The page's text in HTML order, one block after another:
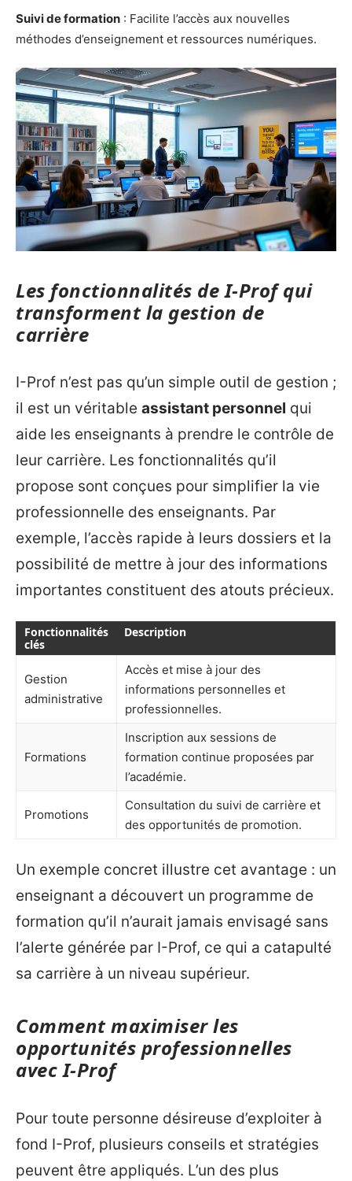
Suivi de formation : Facilite l’accès aux nouvelles
méthodes d’enseignement et ressources numériques.
Les fonctionnalités de I-Prof qui
transforment la gestion de
carrière
I-Prof n’est pas qu’un simple outil de gestion ;
il est un véritable assistant personnel qui
aide les enseignants à prendre le contrôle de
leur carrière. Les fonctionnalités qu’il
propose sont conçues pour simplifier la vie
professionnelle des enseignants. Par
exemple, l’accès rapide à leurs dossiers et la
possibilité de mettre à jour des informations
importantes constituent des atouts précieux.
Fonctionnalités
clés
Description
Gestion
administrative
Accès et mise à jour des
informations personnelles et
professionnelles.
Formations
Inscription aux sessions de
formation continue proposées par
l’académie.
Promotions
Consultation du suivi de carrière et
des opportunités de promotion.
Un exemple concret illustre cet avantage : un
enseignant a découvert un programme de
formation qu’il n’aurait jamais envisagé sans
l’alerte générée par I-Prof, ce qui a catapulté
sa carrière à un niveau supérieur.
Comment maximiser les
opportunités professionnelles
avec I-Prof
Pour toute personne désireuse d’exploiter à
fond I-Prof, plusieurs conseils et stratégies
peuvent être appliqués. L’un des plus